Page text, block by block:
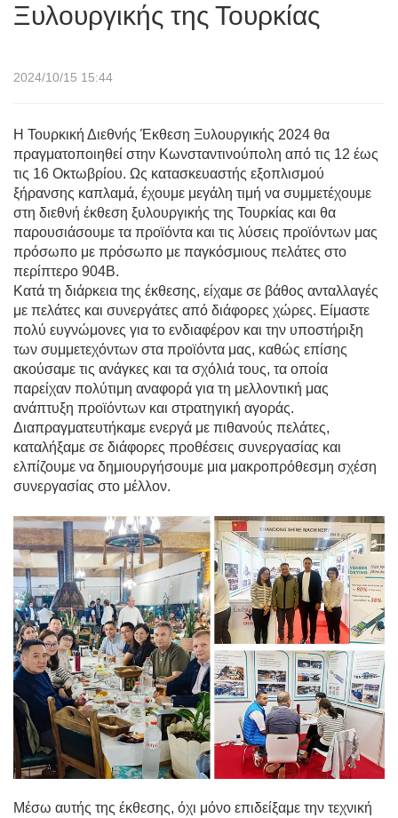
Ξυλουργικής της Τουρκίας
2024/10/15 15:44
Η Τουρκική Διεθνής Έκθεση Ξυλουργικής 2024 θα
πραγματοποιηθεί στην Κωνσταντινούπολη από τις 12 έως
τις 16 Οκτωβρίου. Ως κατασκευαστής εξοπλισμού
ξήρανσης καπλαμά, έχουμε μεγάλη τιμή να συμμετέχουμε
στη διεθνή έκθεση ξυλουργικής της Τουρκίας και θα
παρουσιάσουμε τα προϊόντα και τις λύσεις προϊόντων μας
πρόσωπο με πρόσωπο με παγκόσμιους πελάτες στο
περίπτερο 904B.
Κατά τη διάρκεια της έκθεσης, είχαμε σε βάθος ανταλλαγές
με πελάτες και συνεργάτες από διάφορες χώρες. Είμαστε
πολύ ευγνώμονες για το ενδιαφέρον και την υποστήριξη
των συμμετεχόντων στα προϊόντα μας, καθώς επίσης
ακούσαμε τις ανάγκες και τα σχόλιά τους, τα οποία
παρείχαν πολύτιμη αναφορά για τη μελλοντική μας
ανάπτυξη προϊόντων και στρατηγική αγοράς.
Διαπραγματευτήκαμε ενεργά με πιθανούς πελάτες,
καταλήξαμε σε διάφορες προθέσεις συνεργασίας και
ελπίζουμε να δημιουργήσουμε μια μακροπρόθεσμη σχέση
συνεργασίας στο μέλλον.
Μέσω αυτής της έκθεσης, όχι μόνο επιδείξαμε την τεχνική